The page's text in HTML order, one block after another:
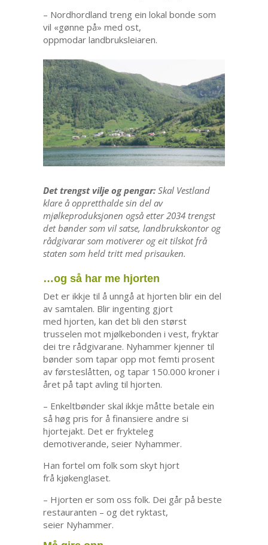
– Nordhordland treng ein lokal bonde som
vil «gønne på» med ost,
oppmodar landbruksleiaren.
Det trengst vilje og pengar:Skal Vestland
klare å oppretthalde sin del av
mjølkeproduksjonen også etter 2034 trengst
det bønder som vil satse, landbrukskontor og
rådgivarar som motiverer og eit tilskot frå
staten som held tritt med prisauken.
…og så har me hjorten
Det er ikkje til å unngå at hjorten blir ein del
av samtalen. Blir ingenting gjort
med hjorten, kan det bli den størst
trusselen mot mjølkebonden i vest, fryktar
dei tre rådgivarane. Nyhammer kjenner til
bønder som tapar opp mot femti prosent
av førsteslåtten, og tapar 150.000 kroner i
året på tapt avling til hjorten.
– Enkeltbønder skal ikkje måtte betale ein
så høg pris for å finansiere andre si
hjortejakt. Det er frykteleg
demotiverande, seier Nyhammer.
Han fortel om folk som skyt hjort
frå kjøkenglaset.
– Hjorten er som oss folk. Dei går på beste
restauranten – og det ryktast,
seier Nyhammer.